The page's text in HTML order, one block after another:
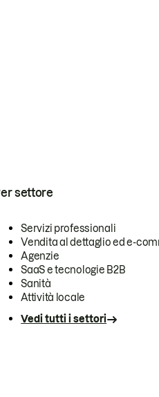
settore
Servizi professionali
Vendita al dettaglio ed e-
Agenzie
SaaS e tecnologie B2B
Sanità
Attività locale
Vedi tutti i settori